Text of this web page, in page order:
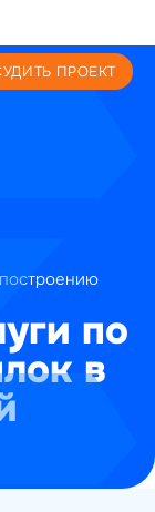
ПРОЕКТ
по
в